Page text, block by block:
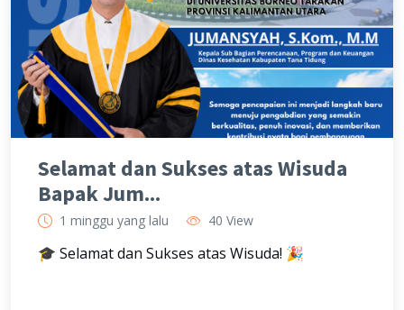
Selamat dan Sukses atas Wisuda
Bapak Jum...
1 minggu yang lalu 40 View
🎓 Selamat dan Sukses atas Wisuda! 🎉